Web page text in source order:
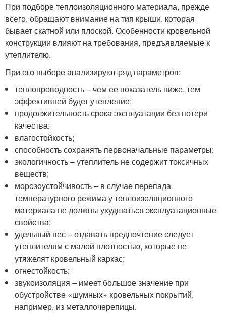
При подборе теплоизоляционного материала, прежде
всего, обращают внимание на тип крыши, которая
бывает скатной или плоской. Особенности кровельной
конструкции влияют на требования, предъявляемые к
утеплителю.
При его выборе анализируют ряд параметров:
теплопроводность – чем ее показатель ниже, тем
эффективней будет утепление;
продолжительность срока эксплуатации без потери
качества;
влагостойкость;
способность сохранять первоначальные параметры;
экологичность – утеплитель не содержит токсичных
веществ;
морозоустойчивость – в случае перепада
температурного режима у теплоизоляционного
материала не должны ухудшаться эксплуатационные
свойства;
удельный вес – отдавать предпочтение следует
утеплителям с малой плотностью, которые не
утяжелят кровельный каркас;
огнестойкость;
звукоизоляция – имеет большое значение при
обустройстве «шумных» кровельных покрытий,
например, из металлочерепицы.